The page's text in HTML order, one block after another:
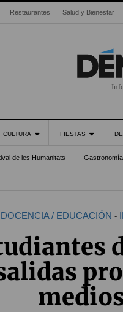
Restaurantes Salud y Bienestar
CULTURA FIESTAS
de les Humanitats Gastronomía
DOCENCIA / EDUCACIÓN -